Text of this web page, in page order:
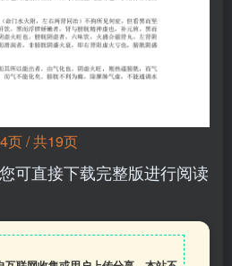
页 / 共19页
可直接下载完整版进行阅读